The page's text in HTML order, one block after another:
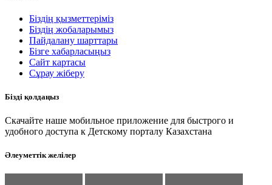
Біздің қызметтеріміз
Біздің жобаларымыз
Пайдалану шарттары
Бізге хабарласыңыз
Сайт картасы
Сұрау жіберу
Бізді қолдаңыз
Скачайте наше мобильное приложение для быстрого и
удобного доступа к Детскому порталу Казахстана
Әлеуметтік желілер